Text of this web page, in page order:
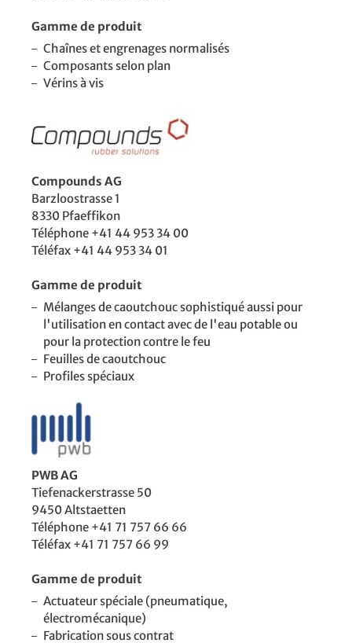
Gamme de produit
Chaînes et engrenages normalisés
Composants selon plan
Vérins à vis
Compounds AG
Barzloostrasse 1
8330 Pfaeffikon
Téléphone +41 44 953 34 00
Téléfax +41 44 953 34 01
Gamme de produit
Mélanges de caoutchouc sophistiqué aussi pour
l'utilisation en contact avec de l'eau potable ou
pour la protection contre le feu
Feuilles de caoutchouc
Profiles spéciaux
PWB AG
Tiefenackerstrasse 50
9450 Altstaetten
Téléphone +41 71 757 66 66
Téléfax +41 71 757 66 99
Gamme de produit
Actuateur spéciale (pneumatique,
électromécanique)
Fabrication sous contrat